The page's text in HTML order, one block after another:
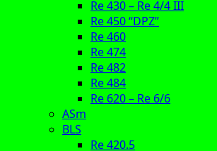
Re 430 – Re 4/4 III
Re 450 “DPZ”
Re 460
Re 474
Re 482
Re 484
Re 620 – Re 6/6
ASm
BLS
Re 420.5